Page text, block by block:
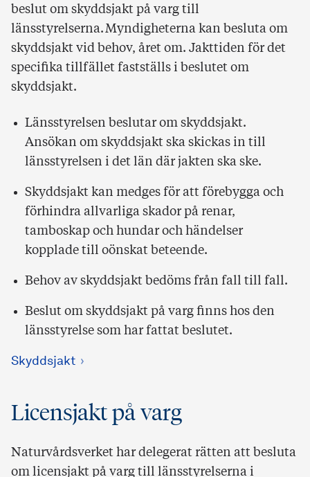
beslut om skyddsjakt på varg till
länsstyrelserna. Myndigheterna kan besluta om
skyddsjakt vid behov, året om. Jakttiden för det
specifika tillfället fastställs i beslutet om
skyddsjakt.
Länsstyrelsen beslutar om skyddsjakt.
Ansökan om skyddsjakt ska skickas in till
länsstyrelsen i det län där jakten ska ske.
Skyddsjakt kan medges för att förebygga och
förhindra allvarliga skador på renar,
tamboskap och hundar och händelser
kopplade till oönskat beteende.
Behov av skyddsjakt bedöms från fall till fall.
Beslut om skyddsjakt på varg finns hos den
länsstyrelse som har fattat beslutet.
Skyddsjakt
Licensjakt på varg
Naturvårdsverket har delegerat rätten att besluta
om licensjakt på varg till länsstyrelserna i